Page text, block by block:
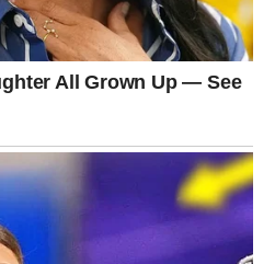
Ljubavni život donosi sudbinski
vezi koji će vas učiniti
mira i lijepih promjena.
da ste na pravom putu, a
mnogo stabilnija. U ljubavi